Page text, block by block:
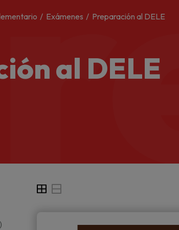
Exámenes Preparación al DELE
al DELE